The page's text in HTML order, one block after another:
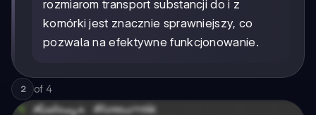
rozmiarom transport substancji do i z
komórki jest znacznie sprawniejszy, co
pozwala na efektywne funkcjonowanie.
2 of 4